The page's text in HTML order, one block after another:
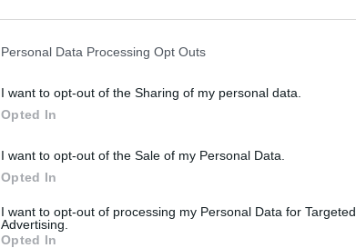
Personal Data Processing Opt Outs
I want to opt-out of the Sharing of my personal data.
Opted In
I want to opt-out of the Sale of my Personal Data.
Opted In
I want to opt-out of processing my Personal Data for Targeted
Advertising.
Opted In